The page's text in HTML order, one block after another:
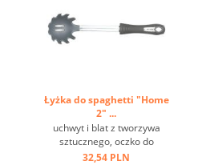
Łyżka do spaghetti "Home
2" ...
uchwyt i blat z tworzywa
sztucznego, oczko do
zawieszania ...
32,54 PLN